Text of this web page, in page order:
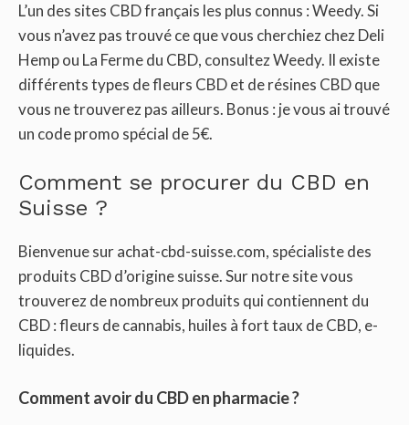
L’un des sites CBD français les plus connus : Weedy. Si
vous n’avez pas trouvé ce que vous cherchiez chez Deli
Hemp ou La Ferme du CBD, consultez Weedy. Il existe
différents types de fleurs CBD et de résines CBD que
vous ne trouverez pas ailleurs. Bonus : je vous ai trouvé
un code promo spécial de 5€.
Comment se procurer du CBD en
Suisse ?
Bienvenue sur achat-cbd-suisse.com, spécialiste des
produits CBD d’origine suisse. Sur notre site vous
trouverez de nombreux produits qui contiennent du
CBD : fleurs de cannabis, huiles à fort taux de CBD, e-
liquides.
Comment avoir du CBD en pharmacie ?